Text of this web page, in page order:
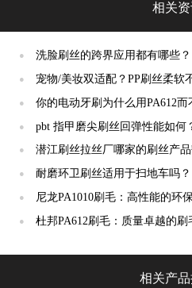
相关
● 洗脸刷丝的跨界应用都有哪些？
●
宠物/美妆双适配？PP刷丝柔软
小众应用新场景
● 你的电动牙刷为什么用PA612而
● pbt 指甲磨尖刷丝回弹性能如何
● 潜江刷丝拉丝厂哪家的刷丝产
● 耐磨环卫刷丝适用于扫地车吗？
● 尼龙PA1010刷毛：高性能的环
● 杜邦PA612刷毛：质量卓越的刷
相关产